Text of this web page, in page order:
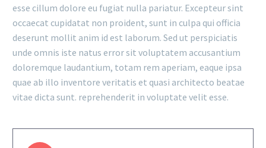
esse cillum dolore eu fugiat nulla pariatur. Excepteur sint
occaecat cupidatat non proident, sunt in culpa qui officia
deserunt mollit anim id est laborum. Sed ut perspiciatis
unde omnis iste natus error sit voluptatem accusantium
doloremque laudantium, totam rem aperiam, eaque ipsa
quae ab illo inventore veritatis et quasi architecto beatae
vitae dicta sunt. reprehenderit in voluptate velit esse.